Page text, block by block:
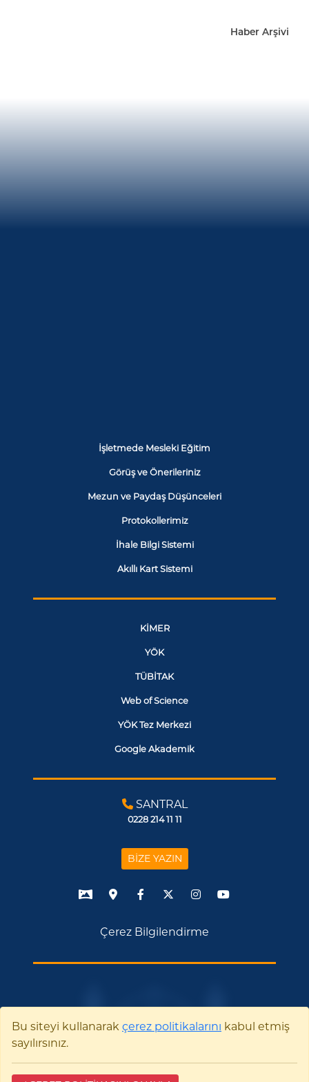
Haber Arşivi
İşletmede Mesleki Eğitim
Görüş ve Önerileriniz
Mezun ve Paydaş Düşünceleri
Protokollerimiz
İhale Bilgi Sistemi
Akıllı Kart Sistemi
KİMER
YÖK
TÜBİTAK
Web of Science
YÖK Tez Merkezi
Google Akademik
SANTRAL
0228 214 11 11
BİZE YAZIN
Çerez Bilgilendirme
Bu siteyi kullanarak çerez politikalarını kabul etmiş
sayılırsınız.